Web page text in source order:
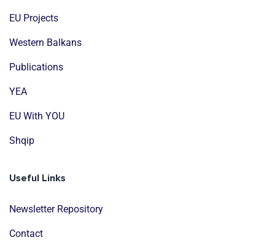
EU Projects
Western Balkans
Publications
YEA
EU With YOU
Shqip
Useful Links
Newsletter Repository
Contact